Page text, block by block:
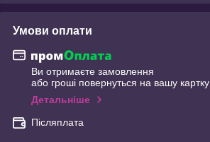
Умови оплати
Ви отримаєте замовлення
або гроші повернуться на вашу картку
Детальніше
Післяплата